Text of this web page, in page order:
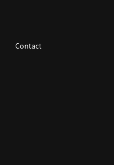
Contact